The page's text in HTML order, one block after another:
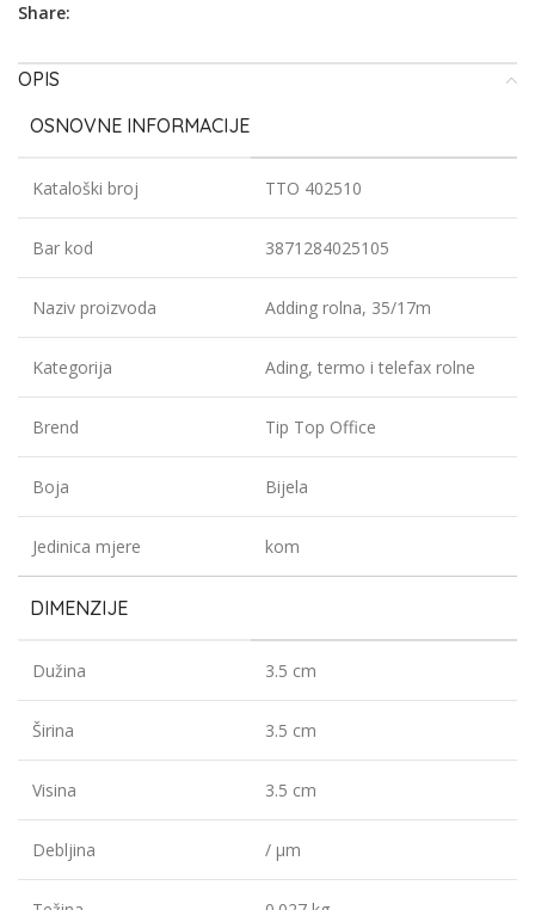
Share:
OPIS
OSNOVNE INFORMACIJE
Kataloški broj TTO 402510
Bar kod 3871284025105
Naziv proizvoda Adding rolna, 35/17m
Kategorija Ading, termo i telefax rolne
Brend Tip Top Office
Boja Bijela
Jedinica mjere kom
DIMENZIJE
Dužina 3.5 cm
Širina 3.5 cm
Visina 3.5 cm
Debljina / µm